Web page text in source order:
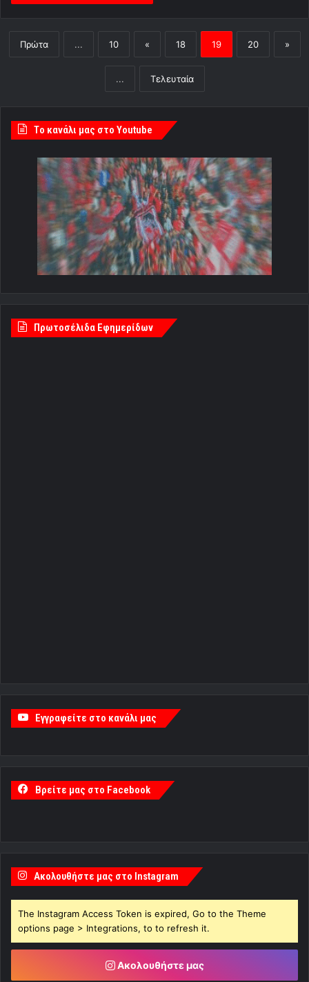
Πρώτα ... 10 « 18 19 20 »
... Τελευταία
Tο κανάλι μας στο Youtube
Πρωτοσέλιδα Εφημερίδων
Εγγραφείτε στο κανάλι μας
Βρείτε μας στο Facebook
Ακολουθήστε μας στο Instagram
The Instagram Access Token is expired, Go to the Theme
options page > Integrations, to to refresh it.
Ακολουθήστε μας